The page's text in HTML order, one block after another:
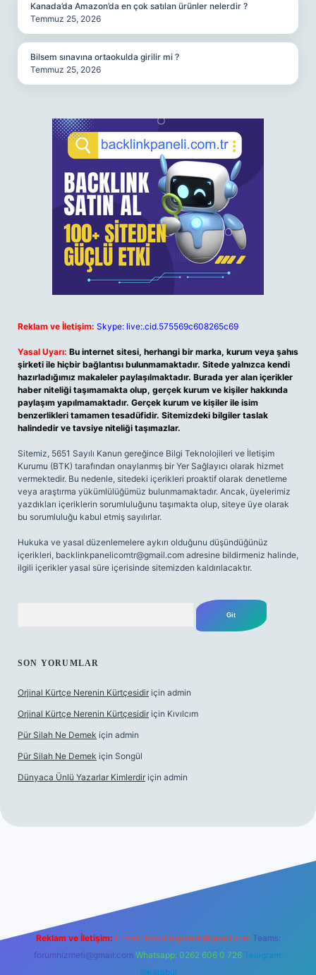
Kanada’da Amazon’da en çok satılan ürünler nelerdir ?
Temmuz 25, 2026
Bilsem sınavına ortaokulda girilir mi ?
Temmuz 25, 2026
Reklam ve İletişim: Skype: live:.cid.575569c608265c69
Yasal Uyarı: Bu internet sitesi, herhangi bir marka, kurum veya şahıs
şirketi ile hiçbir bağlantısı bulunmamaktadır. Sitede yalnızca kendi
hazırladığımız makaleler paylaşılmaktadır. Burada yer alan içerikler
haber niteliği taşımamakta olup, gerçek kurum ve kişiler hakkında
paylaşım yapılmamaktadır. Gerçek kurum ve kişiler ile isim
benzerlikleri tamamen tesadüfidir. Sitemizdeki bilgiler taslak
halindedir ve tavsiye niteliği taşımazlar.
Sitemiz, 5651 Sayılı Kanun gereğince Bilgi Teknolojileri ve İletişim
Kurumu (BTK) tarafından onaylanmış bir Yer Sağlayıcı olarak hizmet
vermektedir. Bu nedenle, sitedeki içerikleri proaktif olarak denetleme
veya araştırma yükümlülüğümüz bulunmamaktadır. Ancak, üyelerimiz
yazdıkları içeriklerin sorumluluğunu taşımakta olup, siteye üye olarak
bu sorumluluğu kabul etmiş sayılırlar.
Hukuka ve yasal düzenlemelere aykırı olduğunu düşündüğünüz
içerikleri, backlinkpanelicomtr@gmail.com adresine bildirmeniz halinde,
ilgili içerikler yasal süre içerisinde sitemizden kaldırılacaktır.
SON YORUMLAR
Orjinal Kürtçe Nerenin Kürtçesidir için admin
Orjinal Kürtçe Nerenin Kürtçesidir için Kıvılcım
Pür Silah Ne Demek için admin
Pür Silah Ne Demek için Songül
Dünyaca Ünlü Yazarlar Kimlerdir için admin
Reklam ve İletişim: E-mail: backlinkpaneli@gmail.com Teams:
forumhizmeti@gmail.com Whatsapp: 0262 606 0 726 Telegram:
@karabul